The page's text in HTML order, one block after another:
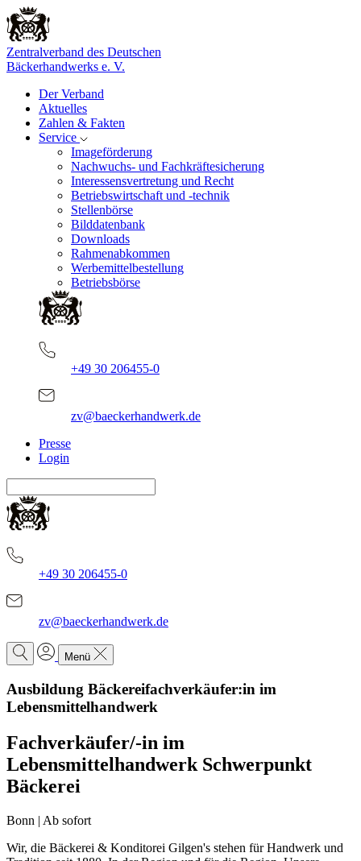
Zentralverband des Deutschen
Bäckerhandwerks e. V.
Der Verband
Aktuelles
Zahlen & Fakten
Service
Imageförderung
Nachwuchs- und Fachkräftesicherung
Interessensvertretung und Recht
Betriebswirtschaft und -technik
Stellenbörse
Bilddatenbank
Downloads
Rahmenabkommen
Werbemittelbestellung
Betriebsbörse
+49 30 206455-0
zv@baeckerhandwerk.de
Presse
Login
+49 30 206455-0
zv@baeckerhandwerk.de
Menü
Ausbildung Bäckereifachverkäufer:in im
Lebensmittelhandwerk
Fachverkäufer/-in im
Lebensmittelhandwerk Schwerpunkt
Bäckerei
Bonn | Ab sofort
Wir, die Bäckerei & Konditorei Gilgen's stehen für Handwerk und